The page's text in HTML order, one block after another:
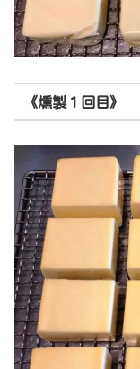
《燻製１回目》